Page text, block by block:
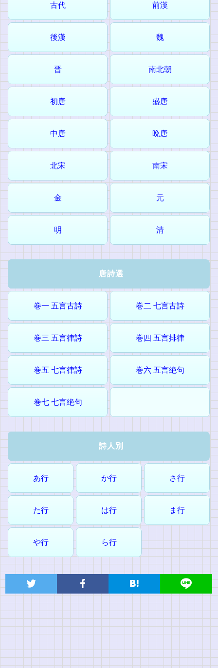
古代 前漢
後漢 魏
晋 南北朝
初唐 盛唐
中唐 晩唐
北宋 南宋
金 元
明 清
唐詩選
巻一 五言古詩 巻二 七言古詩
巻三 五言律詩 巻四 五言排律
巻五 七言律詩 巻六 五言絶句
巻七 七言絶句
詩人別
あ行 か行 さ行
た行 は行 ま行
や行 ら行